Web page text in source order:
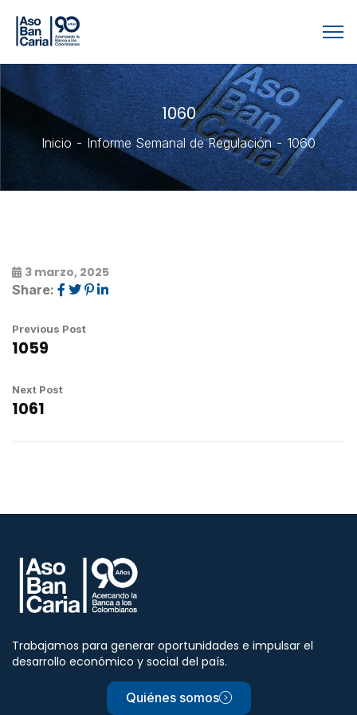
1060
Inicio Informe Semanal de Regulación 1060
3 marzo, 2025
Share:
Previous Post
1059
Next Post
1061
Trabajamos para generar oportunidades e impulsar el
desarrollo económico y social del país.
Quiénes somos